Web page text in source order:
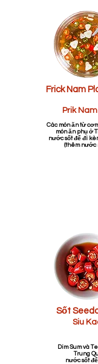
Frick Nam
Prik
Các món ăn từ
món ăn phụ ở
nước sốt để đi
(thêm nước
Sốt
Siu
Dim Sum và
Trung
nước sốt